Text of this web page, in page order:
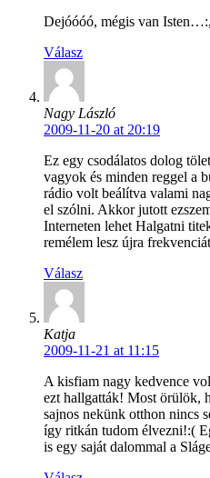
Dejóóóó, mégis van
Válasz
Nagy László
2009-11-20 at 20:19
Ez egy csodálatos dolog
vagyok és minden reggel a
rádio volt beálítva valami
el szólni. Akkor jutott
Interneten lehet Halgatni
remélem lesz újra
Válasz
Katja
2009-11-21 at 11:15
A kisfiam nagy kedvence
ezt hallgatták! Most örülök,
sajnos nekünk otthon nincs
így ritkán tudom élvezni!:(
is egy saját dalommal a